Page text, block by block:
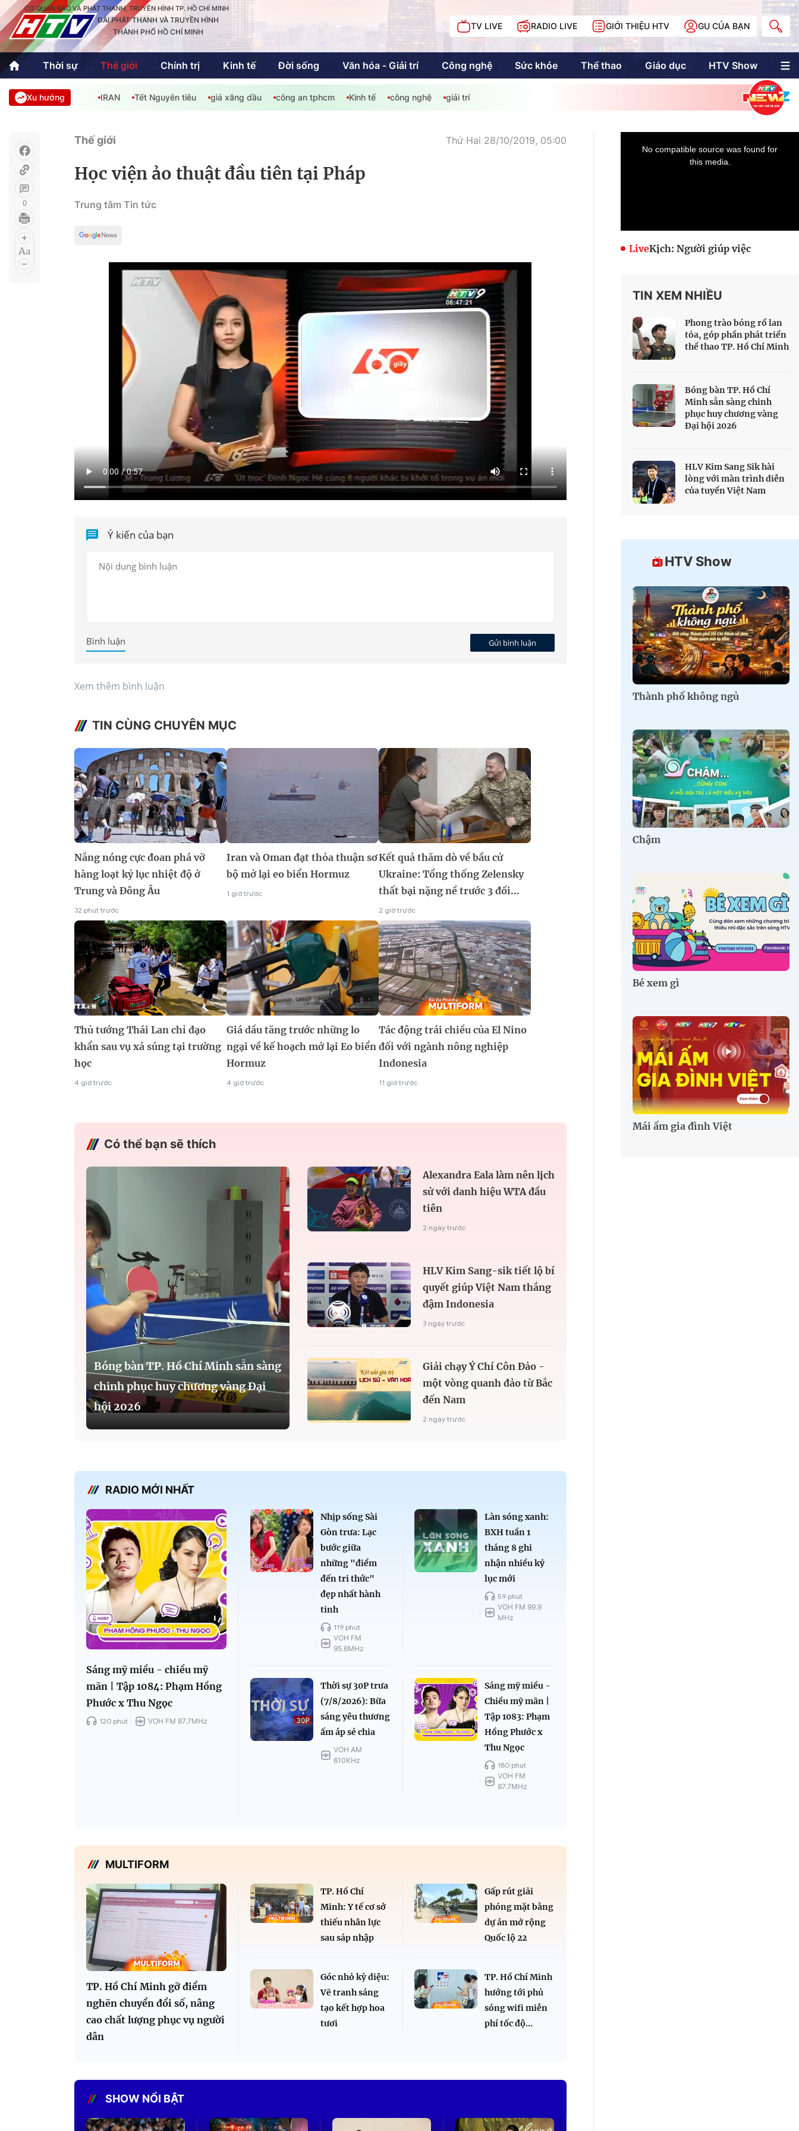
CƠ QUAN BÁO VÀ PHÁT THANH, TRUYỀN HÌNH TP. HỒ CHÍ MINH
ĐÀI PHÁT THANH VÀ TRUYỀN HÌNH
THÀNH PHỐ HỒ CHÍ MINH
TV LIVE RADIO LIVE GIỚI THIỆU HTV GU CỦA BẠN
Thời sự Thế giới Chính trị Kinh tế Đời sống Văn hóa - Giải trí Công nghệ Sức khỏe Thể thao Giáo dục HTV Show
Thời sự
Thể thao
Quốc tế
Văn hóa - Giải trí
Giáo dục Kinh tế
An Sinh
Công nghệ
Chuyên đề
Không gian văn hóa
Chuyển đổi số
HTV Show
Thành phố không
ngủ
Chậm
Bé xem gì
Mái ấm gia đình
Việt
Các show khác
Các chương trình
khác
HTV Phim
Phim truyền hình
Phim tài liệu
HTV Sự kiện
Made By Vietnam
Ngày hội HTV
Innovation Fest
Chung một tấm
Multimedia
Multiform
Doanh nhân Sài
Gòn
Xu hướng IRAN Tết Nguyên tiêu giá xăng dầu công an tphcm Kinh tế công nghệ giải trí
0
Thế giới Thứ Hai 28/10/2019, 05:00
Học viện ảo thuật đầu tiên tại Pháp
Trung tâm Tin tức
Ý kiến của bạn
Gửi bình luận
Bình luận
Xem thêm bình luận
TIN CÙNG CHUYÊN MỤC
Nắng nóng cực đoan phá vỡ
hàng loạt kỷ lục nhiệt độ ở
Trung và Đông Âu
32 phút trước
Iran và Oman đạt thỏa thuận sơ
bộ mở lại eo biển Hormuz
1 giờ trước
Kết quả thăm dò về bầu cử
Ukraine: Tổng thống Zelensky
thất bại nặng nề trước 3 đối...
2 giờ trước
Thủ tướng Thái Lan chỉ đạo
khẩn sau vụ xả súng tại trường
học
4 giờ trước
Giá dầu tăng trước những lo
ngại về kế hoạch mở lại Eo biển
Hormuz
4 giờ trước
Tác động trái chiều của El Nino
đối với ngành nông nghiệp
Indonesia
11 giờ trước
Có thể bạn sẽ thích
Bóng bàn TP. Hồ Chí Minh sẵn sàng
chinh phục huy chương vàng Đại
hội 2026
Alexandra Eala làm nên lịch
sử với danh hiệu WTA đầu
tiên
2 ngày trước
HLV Kim Sang-sik tiết lộ bí
quyết giúp Việt Nam thắng
đậm Indonesia
3 ngày trước
Giải chạy Ý Chí Côn Đảo -
một vòng quanh đảo từ Bắc
đến Nam
2 ngày trước
RADIO MỚI NHẤT
Sáng mỹ miều - chiều mỹ
mãn | Tập 1084: Phạm Hồng
Phước x Thu Ngọc
120 phút VOH FM 87.7MHz
Nhịp sống Sài
Gòn trưa: Lạc
bước giữa
những "điểm
đến tri thức"
đẹp nhất hành
tinh
119 phút
VOH FM
95.6MHz
Làn sóng xanh:
BXH tuần 1
tháng 8 ghi
nhận nhiều kỷ
lục mới
59 phút
VOH FM 99.9
MHz
Thời sự 30P trưa
(7/8/2026): Bữa
sáng yêu thương
ấm áp sẻ chia
VOH AM
610KHz
Sáng mỹ miều -
Chiều mỹ mãn |
Tập 1083: Phạm
Hồng Phước x
Thu Ngọc
180 phút
VOH FM
87.7MHz
MULTIFORM
TP. Hồ Chí Minh gỡ điểm
nghẽn chuyển đổi số, nâng
cao chất lượng phục vụ người
dân
TP. Hồ Chí
Minh: Y tế cơ sở
thiếu nhân lực
sau sáp nhập
Gấp rút giải
phóng mặt bằng
dự án mở rộng
Quốc lộ 22
Góc nhỏ kỳ diệu:
Vẽ tranh sáng
tạo kết hợp hoa
tươi
TP. Hồ Chí Minh
hướng tới phủ
sóng wifi miễn
phí tốc độ...
SHOW NỔI BẬT
LiveKịch: Người giúp việc
TIN XEM NHIỀU
Phong trào bóng rổ lan
tỏa, góp phần phát triển
thể thao TP. Hồ Chí Minh
Bóng bàn TP. Hồ Chí
Minh sẵn sàng chinh
phục huy chương vàng
Đại hội 2026
HLV Kim Sang Sik hài
lòng với màn trình diễn
của tuyển Việt Nam
HTV Show
Thành phố không ngủ
Chậm
Bé xem gì
Mái ấm gia đình Việt